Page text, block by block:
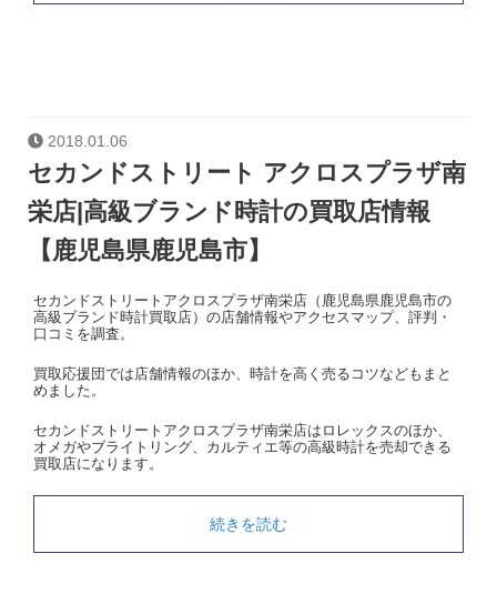
2018.01.06
セカンドストリート アクロスプラザ南
栄店|高級ブランド時計の買取店情報
【鹿児島県鹿児島市】
セカンドストリートアクロスプラザ南栄店（鹿児島県鹿児島市の
高級ブランド時計買取店）の店舗情報やアクセスマップ、評判・
口コミを調査。
買取応援団では店舗情報のほか、時計を高く売るコツなどもまと
めました。
セカンドストリートアクロスプラザ南栄店はロレックスのほか、
オメガやブライトリング、カルティエ等の高級時計を売却できる
買取店になります。
続きを読む